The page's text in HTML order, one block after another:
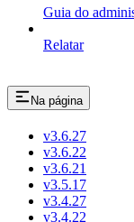
Guia do
Relatar
Na página
v3.6.27
v3.6.22
v3.6.21
v3.5.17
v3.4.27
v3.4.22